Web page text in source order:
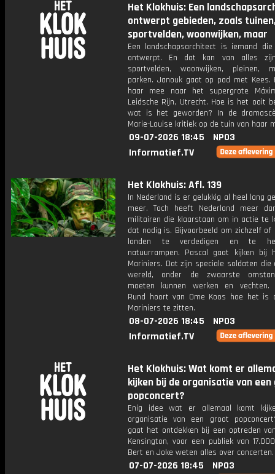
Het Klokhuis: Een
ontwerpt gebieden, zoals
sportvelden, woonwijken, maar
Een landschapsarchitect is iemand die
ontwerpt. En dat kan van alles
sportvelden, woonwijken, pleinen,
parken. Janouk gaat op pad met Kees.
haar mee naar het supergrote
Leidsche Rijn, Utrecht. Hoe is het ooit
wat is het geworden? In de
Marie-Louise kritiek op de tuin van haar
09-07-2026 18:45
NPO3
Informatief.TV
Het Klokhuis: Afl. 139
In Nederland is er gelukkig al heel lang
meer. Toch heeft Nederland meer
militairen die klaarstaan om in actie te
dat nodig is. Bijvoorbeeld om zichzelf of
landen te verdedigen en te
natuurrampen. Pascal gaat kijken bij
Mariniers. Dat zijn speciale soldaten die
wereld, onder de zwaarste
moeten kunnen werken en vechten.
Rund hoort van Ome Koos hoe het is
Mariniers te zitten.
08-07-2026 18:45
NPO3
Informatief.TV
Het Klokhuis: Wat komt er
kijken bij de organisatie van
popconcert?
Enig idee wat er allemaal komt
organisatie van een groot
gaat het ontdekken bij een optreden
Kensington, voor een publiek van
Bert en Joke weten alles over concerten.
07-07-2026 18:45
NPO3